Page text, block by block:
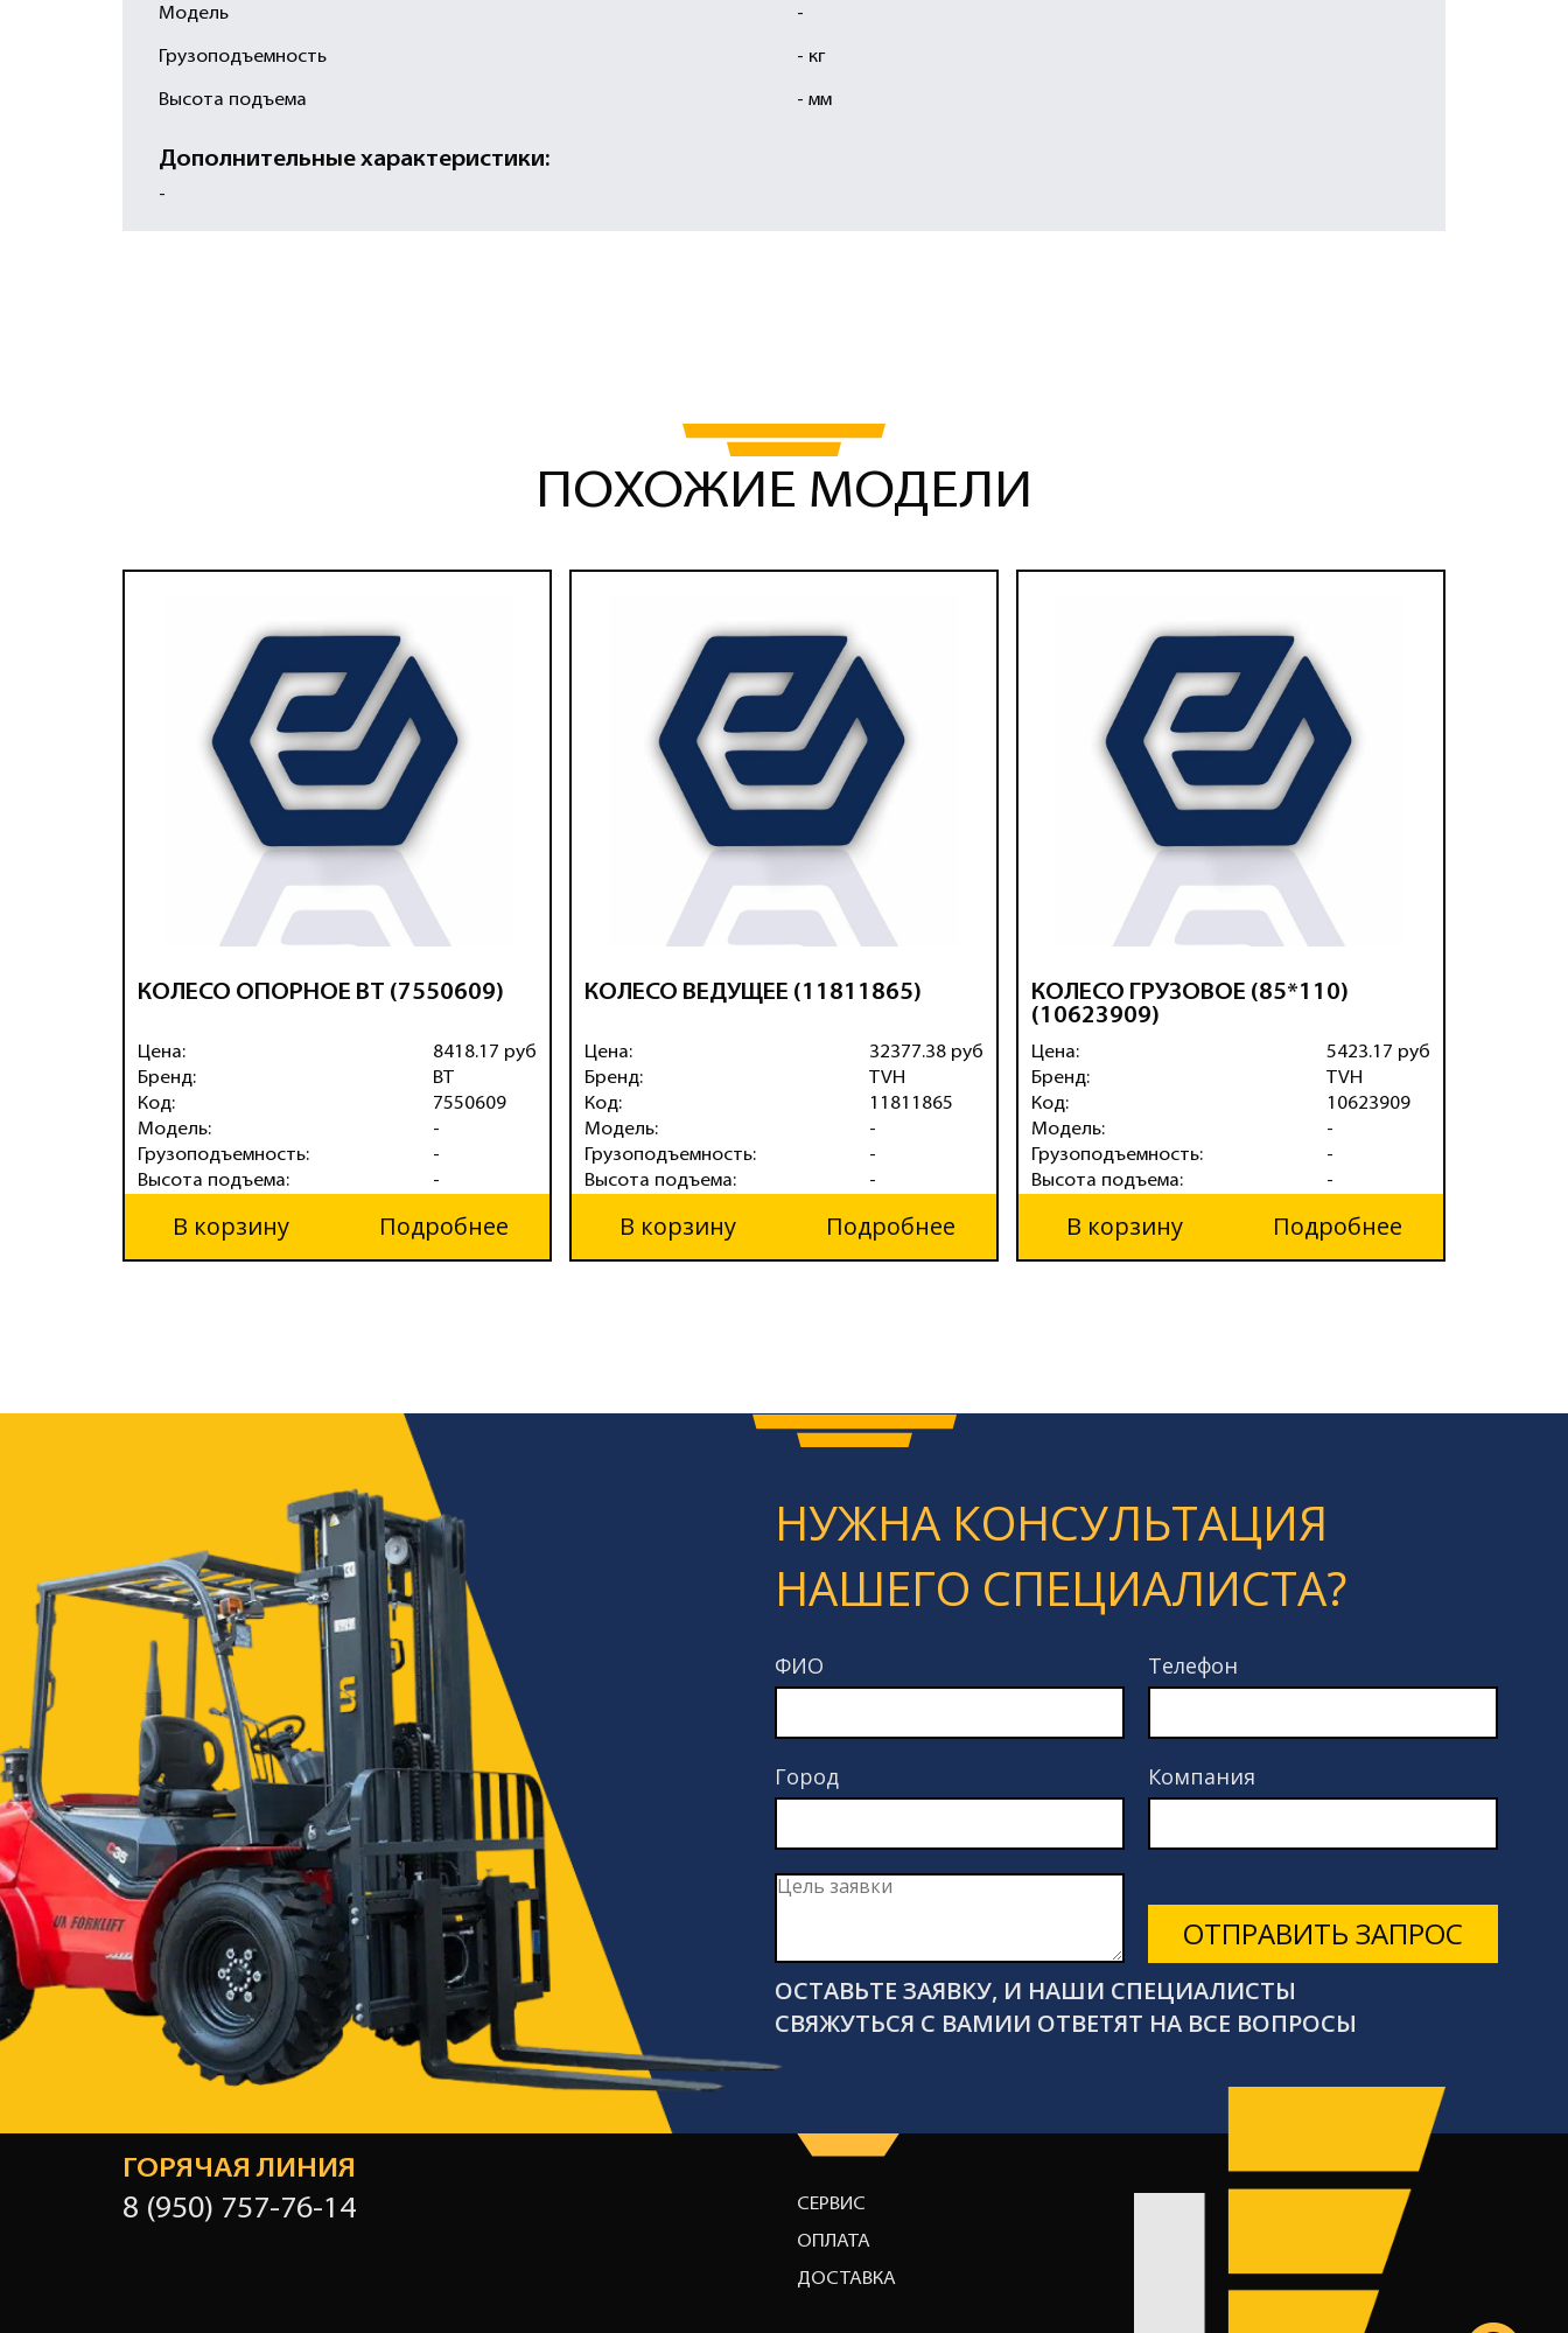
Модель -
Грузоподъемность - кг
Высота подъема - мм
Дополнительные характеристики:
-
ПОХОЖИЕ МОДЕЛИ
КОЛЕСО ОПОРНОЕ BT (7550609)
Цена:
Бренд:
Код:
Модель:
Грузоподъемность:
Высота подъема:
8418.17 руб
BT
7550609
-
-
-
В корзину Подробнее
КОЛЕСО ВЕДУЩЕЕ (11811865)
Цена:
Бренд:
Код:
Модель:
Грузоподъемность:
Высота подъема:
32377.38 руб
TVH
11811865
-
-
-
В корзину Подробнее
КОЛЕСО ГРУЗОВОЕ (85*110)
(10623909)
Цена:
Бренд:
Код:
Модель:
Грузоподъемность:
Высота подъема:
5423.17 руб
TVH
10623909
-
-
-
В корзину Подробнее
НУЖНА КОНСУЛЬТАЦИЯ
НАШЕГО СПЕЦИАЛИСТА?
ФИО Телефон
Город Компания
ОТПРАВИТЬ ЗАПРОС
ОСТАВЬТЕ ЗАЯВКУ, И НАШИ СПЕЦИАЛИСТЫ
СВЯЖУТЬСЯ С ВАМИИ ОТВЕТЯТ НА ВСЕ ВОПРОСЫ
ГОРЯЧАЯ ЛИНИЯ
8 (950) 757-76-14
СЕРВИС
ОПЛАТА
ДОСТАВКА